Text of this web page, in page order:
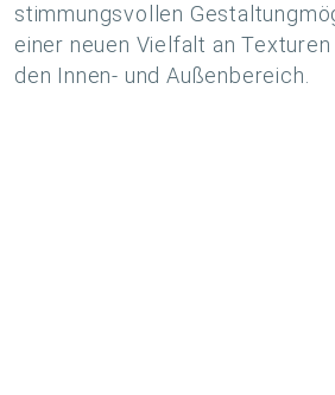
stimmungsvollen
einer neuen Vielfalt an
den Innen- und Außenbereich.